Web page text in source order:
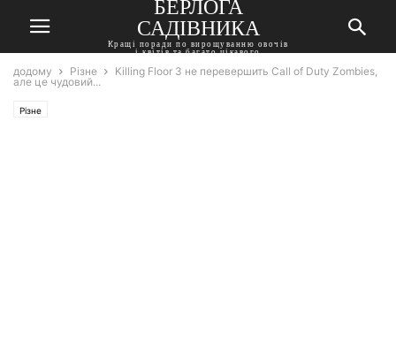
БЕРЛОГА
САДІВНИКА
Кращі поради по вирощуванню овочів
і квітів та багато цікавого
додому Різне
Killing Floor 3 не перевершить Call of Duty Zombies,
але це чудовий...
Різне